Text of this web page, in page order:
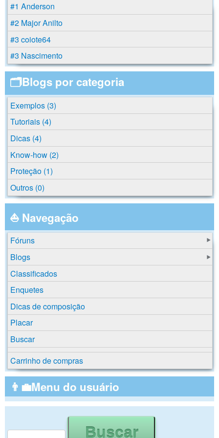
#1 Anderson
#2 Major Anilto
#3 coiote64
#3 Nascimento
🗂️Blogs por categoria
Exemplos (3)
Tutoriais (4)
Dicas (4)
Know-how (2)
Proteção (1)
Outros (0)
⛵ Navegação
Fóruns
Blogs
Classificados
Enquetes
Dicas de composição
Placar
Buscar
Carrinho de compras
👨‍💼Menu do usuário
Formulário de busca